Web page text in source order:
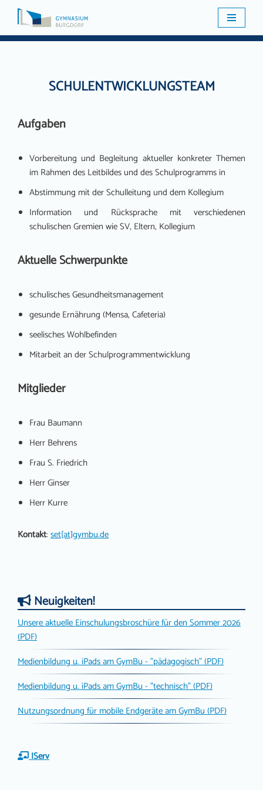
Zum
Inhalt
SCHULENTWICKLUNGSTEAM
Aufgaben
Vorbereitung und Begleitung aktueller konkreter Themen
im Rahmen des Leitbildes und des Schulprogramms in
Abstimmung mit der Schulleitung und dem Kollegium
Information und Rücksprache mit verschiedenen
schulischen Gremien wie SV, Eltern, Kollegium
Aktuelle Schwerpunkte
schulisches Gesundheitsmanagement
gesunde Ernährung (Mensa, Cafeteria)
seelisches Wohlbefinden
Mitarbeit an der Schulprogrammentwicklung
Mitglieder
Frau Baumann
Herr Behrens
Frau S. Friedrich
Herr Ginser
Herr Kurre
Kontakt: set[at]gymbu.de
Neuigkeiten!
Unsere aktuelle Einschulungsbroschüre für den Sommer 2026
(PDF)
Medienbildung u. iPads am GymBu - "pädagogisch" (PDF)
Medienbildung u. iPads am GymBu - "technisch" (PDF)
Nutzungsordnung für mobile Endgeräte am GymBu (PDF)
IServ